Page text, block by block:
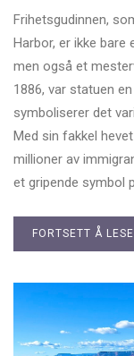
Frihetsgudinnen,
Harbor, er ikke
men også et
1886, var statuen
symboliserer det
Med sin fakkel
millioner av
et gripende symbol
FORTSETT Å LESE